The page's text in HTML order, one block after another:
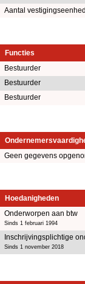
Aantal
Functies
Bestuurder
Bestuurder
Bestuurder
Geen gegevens
Hoedanigheden
Onderworpen aan btw
Sinds 1 februari 1994
Inschrijvingsplichtige
Sinds 1 november 2018